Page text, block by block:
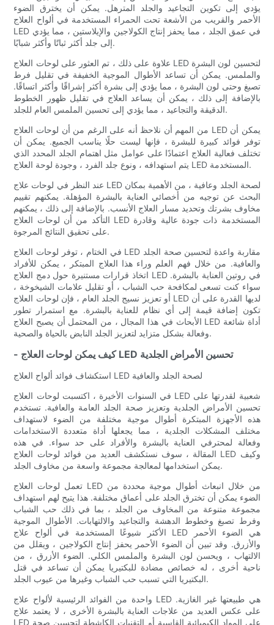
يؤدي إلى تكوين التجاعيد والجلد المترهل. يمكن أن يخترق الضوء
الأحمر والقريب من الأشعة تحت الحمراء المستخدمة في ألواح العلاج
LED في عمق الجلد ، مما يحفز إنتاج الكولاجين والإيلاستين ، مما يؤدي
إلى جلد أكثر ثباتًا وأكثر شبابًا.
علاوة على ذلك ، تم العثور على لوحات العلاج LED لتحسين لون البشرة
والملمس. يمكن أن تساعد الأطوال الموجية الخفيفة في تقليل فرط
تصبغ وحتى لون البشرة ، مما يؤدي إلى بشرة أكثر إشراقًا وأكثر اتساقًا.
بالإضافة إلى ذلك ، يمكن أن يساعد العلاج في تقليل ظهور الخطوط
الدقيقة والتجاعيد ، مما يؤدي إلى تحسين الملمس العام للجلد.
من المهم أن نلاحظ أنه على الرغم من أن لوحات العلاج LED يمكن أن
توفر فوائد كبيرة للبشرة ، فإنها ليست حلًا يناسب الجميع. يمكن أن
تختلف فعالية العلاج اعتمادًا على عوامل مثل اهتمام الجلد المحدد الذي
يتم استهدافه ، ونوع جلد الفرد ، وجودة لوحة العلاج LED المستخدمة.
عند النظر في لوحات علاج LED لصحة الجلد وعافية ، من الأهمية بمكان
البحث عن توجيه من أخصائي العناية بالبشرة المؤهلة. يمكنهم تقييم
مخاوف بشرتك وتحديد مسار العلاج الأنسب. بالإضافة إلى ذلك ، يمكنهم
التأكد من أن لوحات العلاج LED المستخدمة ذات جودة عالية وقادرة
على تحقيق النتائج المرجوة.
في الختام ، توفر لوحات العلاج LED مقاربة واعدة لتحسين صحة الجلد
والعافية. من خلال فهم العلم وراء هذا العلاج المبتكر ، يمكن للأفراد
اتخاذ قرارات مستنيرة حول دمج العلاج LED في روتين العناية بالبشرة.
سواء كنت تسعى لمكافحة حب الشباب ، أو تقليل علامات الشيخوخة ،
أو تعزيز نسيج الجلد العام ، فإن لوحات العلاج LED لديها القدرة على أن
تكون إضافة قيمة إلى أي نظام للعناية بالبشرة. مع استمرار تطور
الأبحاث في هذا المجال ، من المحتمل أن يصبح العلاج LED أداة شائعة
وفعالة بشكل متزايد لتعزيز الجلد النابض بالحياة والصحية.
- كيف يمكن لوحات العلاج LED تحسين الأمراض الجلدية
استكشاف فوائد ألواح العلاج LED لصحة الجلد والعافية
في السنوات الأخيرة ، اكتسبت لوحات العلاج LED شعبية لقدرتها على
تحسين الأمراض الجلدية وتعزيز صحة الجلد العامة والعافية. تستخدم
هذه الأجهزة المبتكرة أطوال موجية مختلفة من الضوء لاستهداف
مختلف المشكلات الجلدية ، مما يجعلها أداة متعددة الاستخدامات
وفعالة لمحترفي العناية بالبشرة والأفراد على حد سواء. في هذه
المقالة ، سوف نستكشف العديد من فوائد لوحات العلاج LED وكيف
يمكن استخدامها لمعالجة مجموعة واسعة من مخاوف الجلد.
تعمل لوحات العلاج LED من خلال انبعاث أطوال موجية محددة من
الضوء يمكن أن تخترق الجلد على أعماق مختلفة. هذا يتيح لهم استهداف
مجموعة متنوعة من المخاوف من الجلد ، بما في ذلك حب الشباب
وفرط تصبغ وخطوط الدهشة والتجاعيد والالتهابات. الأطوال الموجية
الأكثر شيوعًا المستخدمة في ألواح علاج LED هي الضوء الأحمر
والأزرق. وقد تبين أن الضوء الأحمر يحفز إنتاج الكولاجين ، ويقلل من
الالتهاب ، ويحسن لون البشرة والملمس الكلي. الضوء الأزرق ، من
ناحية أخرى ، له خصائص مضادة للبكتيريا يمكن أن تساعد في قتل
البكتيريا التي تسبب حب الشباب وغيرها من عيوب الجلد.
واحدة من الفوائد الرئيسية لألواح علاج LED هي طبيعتها غير الغازية.
على عكس العديد من علاجات العناية بالبشرة الأخرى ، لا يعتمد علاج
LED على المواد الكيميائية القاسية أو التقنيات الكاشطة لتحسين صحة